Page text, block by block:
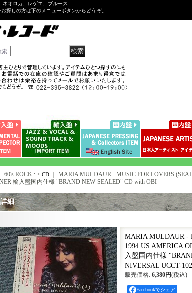
オロカ、レゲエ、ブルース
探しの方は下のメニューボタンからどうぞ。
索:
60's ROCK : > CD｜ MARIA MULDAUR - MUSIC FOR LOVERS
輸入盤国内仕様 "BRAND NEW SEALED" CD with OBI
細
MARIA MULDAUR -
1994 US AMERICA
入盤国内仕様
NIVERSAL UCCT-
販売価格: 6,380円(税込)
Facebookでシェア